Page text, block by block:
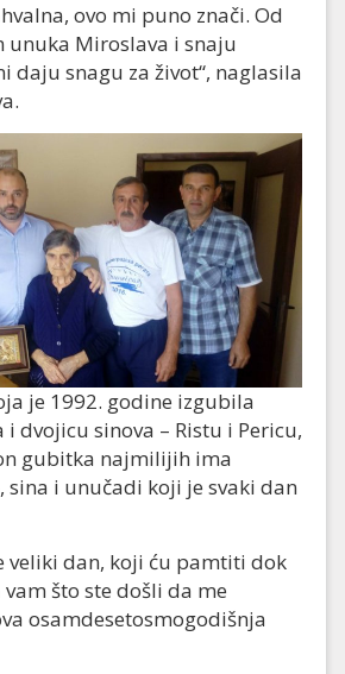
ovo mi puno znači. Od
unuka Miroslava i snaju
daju snagu za život“, naglasila
je 1992. godine izgubila
dvojicu sinova – Ristu i Pericu,
gubitka najmilijih ima
sina i unučadi koji je svaki dan
veliki dan, koji ću pamtiti dok
što ste došli da me
osamdesetosmogodišnja